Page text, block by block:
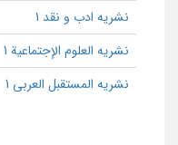
نشریه ادب و نقد 1
نشریه العلوم الإجتماعیة 1
نشریه المستقبل العربی 1